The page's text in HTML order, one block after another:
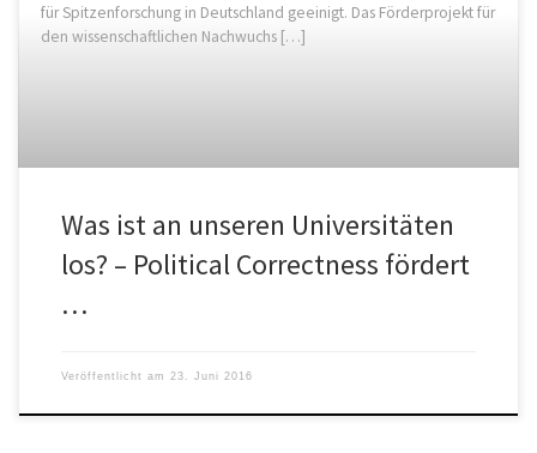
für Spitzenforschung in Deutschland geeinigt. Das Förderprojekt für
den wissenschaftlichen Nachwuchs […]
Was ist an unseren Universitäten
los? – Political Correctness fördert
…
Veröffentlicht am 23. Juni 2016